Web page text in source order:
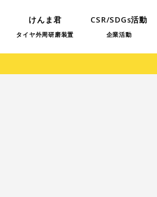
けんま君
タイヤ外周研磨装置
CSR/SDGs活動
企業活動